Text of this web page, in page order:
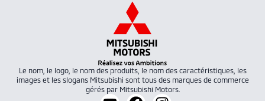
Le nom, le logo, le nom des produits, le nom des caractéristiques, les
images et les slogans Mitsubishi sont tous des marques de commerce
gérés par Mitsubishi Motors.